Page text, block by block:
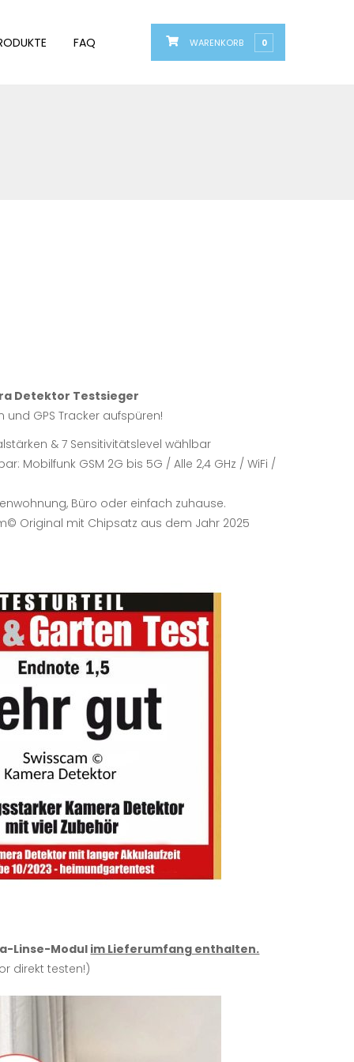
WARENKORB 0
FAQ
Detektor Testsieger
und GPS Tracker aufspüren!
& 7 Sensitivitätslevel wählbar
Mobilfunk GSM 2G bis 5G / Alle 2,4 GHz / WiFi /
Büro oder einfach zuhause.
Original mit Chipsatz aus dem Jahr 2025
Linse-Modul im Lieferumfang enthalten.
direkt testen!)